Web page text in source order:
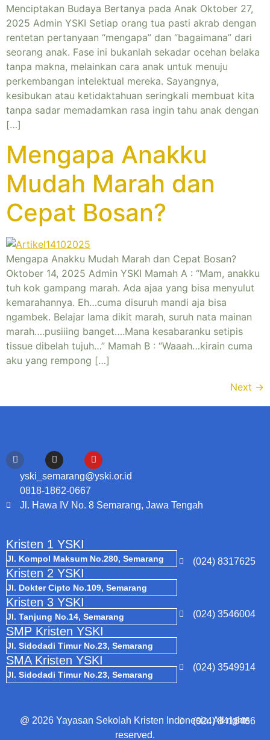
Menciptakan Budaya Bertanya pada Anak Oktober 27,
2025 Admin YSKI Setiap orang tua pasti akrab dengan
rentetan pertanyaan “mengapa” dan “bagaimana” dari
seorang anak. Fase ini bukanlah sekadar ocehan belaka
tanpa makna, melainkan cara anak untuk menuju
perkembangan intelektual mereka. Sayangnya,
kesibukan atau ketidaktahuan seringkali membuat kita
tanpa sadar memadamkan rasa ingin tahu anak dengan
[…]
Mengapa Anakku
Mudah Marah dan
Cepat Bosan?
Mengapa Anakku Mudah Marah dan Cepat Bosan?
Oktober 14, 2025 Admin YSKI Mamah A : “Mam, anakku
tuh kok gampang marah. Ada ajaa yang bisa menyulut
kemarahannya. Eh…cuma disuruh mandi aja bisa
ngambek. Belajar lama dikit marah, suruh nata mainan
marah….pusiiing banget….Mana kesabaranku setipis
tissue dibelah tujuh…” Mamah B : “Waaah…kirain cuma
aku yang rempong […]
Next →
yski_semarang@yski.or.id
0818-1862-0667
Jl. Hawa IV No. 8 Semarang, Jawa Tengah
Kristen 1 YSKI
Jl. Kompol Maksum No.280, Semarang (024) 8317625
Kristen 2 YSKI
Jl. Dokter Cipto No.109, Semarang
(024) 3546004
Kristen 3 YSKI
Jl. Tanjung No.14, Semarang
(024) 3549914
SMP Kristen YSKI
Jl. Sidodadi Timur No.23, Semarang
(024) 8416466
SMA Kristen YSKI
Jl. Sidodadi Timur No.23, Semarang
@ 2026 Yayasan Sekolah Kristen Indonesia. All rights
reserved.